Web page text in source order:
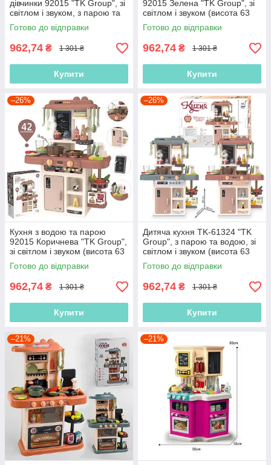
дівчинки 92015 "TK Group", зі
світлом і звуком, з парою та
водою (висота 63 см)
Готово до відправки
962,74 ₴ 1 301 ₴
Купити
92015 Зелена "TK Group", зі
світлом і звуком (висота 63
см)
Готово до відправки
962,74 ₴ 1 301 ₴
Купити
–26%
Кухня з водою та парою
92015 Коричнева "TK Group",
зі світлом і звуком (висота 63
см)
Готово до відправки
962,74 ₴ 1 301 ₴
Купити
–26%
Дитяча кухня TK-61324 "TK
Group", з парою та водою, зі
світлом і звуком (висота 63
см), 42 елементи
Готово до відправки
962,74 ₴ 1 301 ₴
Купити
–21% –21%